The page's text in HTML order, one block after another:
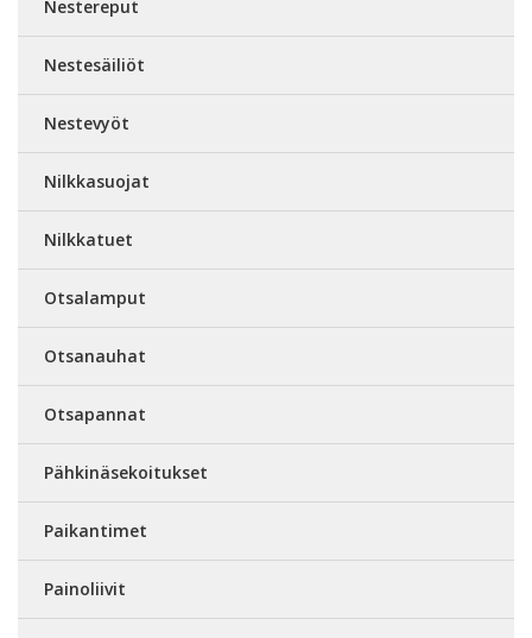
Nestereput
Nestesäiliöt
Nestevyöt
Nilkkasuojat
Nilkkatuet
Otsalamput
Otsanauhat
Otsapannat
Pähkinäsekoitukset
Paikantimet
Painoliivit